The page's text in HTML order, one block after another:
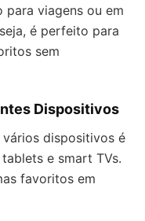
para viagens ou em
é perfeito para
sem
Dispositivos
dispositivos é
e smart TVs.
favoritos em